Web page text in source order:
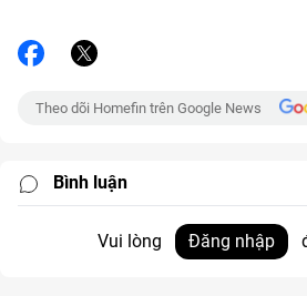
Theo dõi Homefin trên Google News
Bình luận
Vui lòng Đăng nhập